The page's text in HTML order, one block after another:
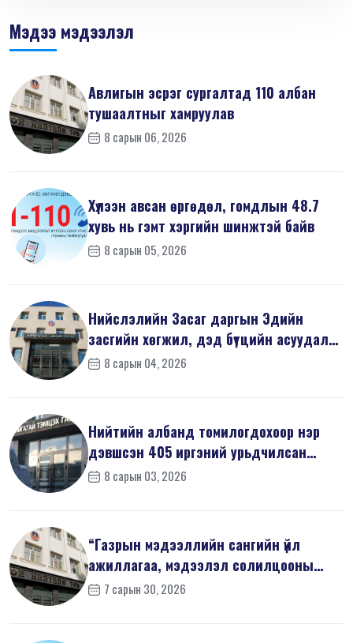
Мэдээ мэдээлэл
Авлигын эсрэг сургалтад 110 албан
тушаалтныг хамруулав
8 сарын 06, 2026
Хүлээн авсан өргөдөл, гомдлын 48.7
хувь нь гэмт хэргийн шинжтэй байв
8 сарын 05, 2026
Нийслэлийн Засаг даргын Эдийн
засгийн хөгжил, дэд бүтцийн асуудал
хари...
8 сарын 04, 2026
Нийтийн албанд томилогдохоор нэр
дэвшсэн 405 иргэний урьдчилсан
мэдүүл...
8 сарын 03, 2026
“Газрын мэдээллийн сангийн үйл
ажиллагаа, мэдээлэл солилцооны
журам”-...
7 сарын 30, 2026